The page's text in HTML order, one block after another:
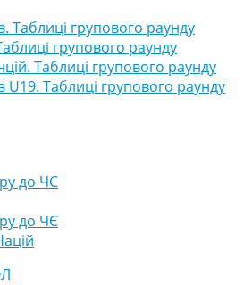
Таблиці групового раунду
групового раунду
Таблиці групового раунду
U19. Таблиці групового раунду
до ЧС
до ЧЄ